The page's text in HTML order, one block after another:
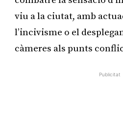
viu a la ciutat, amb
l’incivisme o el
càmeres als punts
Publicitat